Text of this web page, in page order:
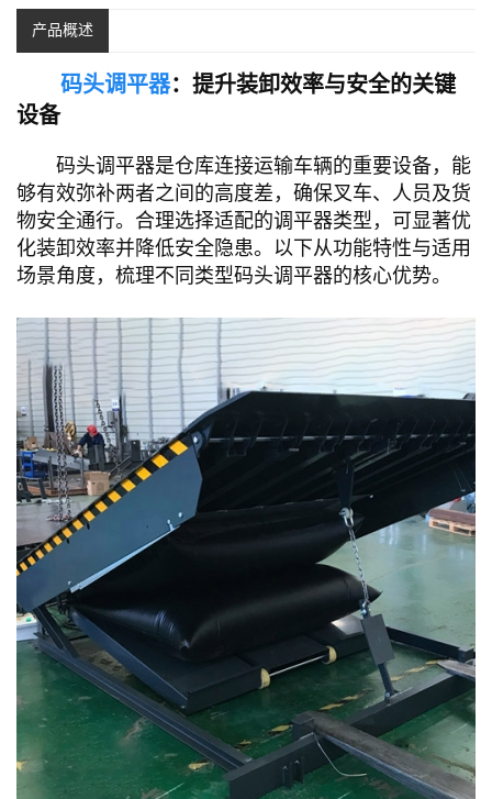
产品概述
码头调平器：提升装卸效率与安全的关键
设备
码头调平器是仓库连接运输车辆的重要设备，能
够有效弥补两者之间的高度差，确保叉车、人员及货
物安全通行。合理选择适配的调平器类型，可显著优
化装卸效率并降低安全隐患。以下从功能特性与适用
场景角度，梳理不同类型码头调平器的核心优势。